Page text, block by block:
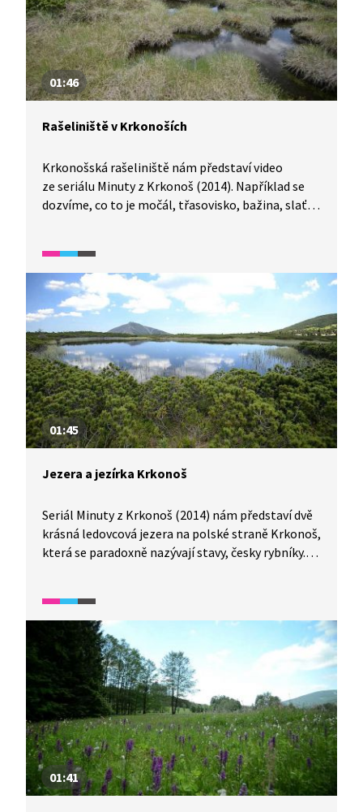
01:46
Rašeliniště v Krkonoších
Krkonošská rašeliniště nám představí video
ze seriálu Minuty z Krkonoš (2014). Například se
dozvíme, co to je močál, třasovisko, bažina, slať,
01:45
Jezera a jezírka Krkonoš
Seriál Minuty z Krkonoš (2014) nám představí dvě
krásná ledovcová jezera na polské straně Krkonoš,
která se paradoxně nazývají stavy, česky rybníky.
01:41